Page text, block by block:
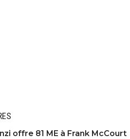
offre 81 ME à Frank McCourt